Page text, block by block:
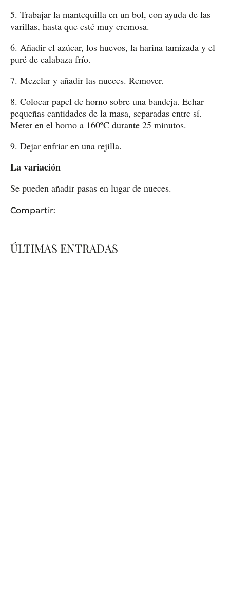
5. Trabajar la mantequilla en un bol, con ayuda de las
varillas, hasta que esté muy cremosa.
6. Añadir el azúcar, los huevos, la harina tamizada y el
puré de calabaza frío.
7. Mezclar y añadir las nueces. Remover.
8. Colocar papel de horno sobre una bandeja. Echar
pequeñas cantidades de la masa, separadas entre sí.
Meter en el horno a 160ºC durante 25 minutos.
9. Dejar enfriar en una rejilla.
La variación
Se pueden añadir pasas en lugar de nueces.
Compartir:
ÚLTIMAS ENTRADAS